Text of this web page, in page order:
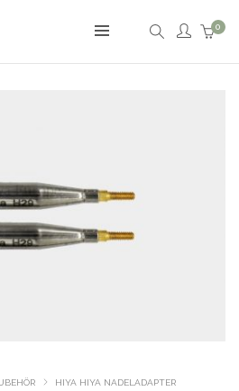
0
HIYA HIYA NADELADAPTER